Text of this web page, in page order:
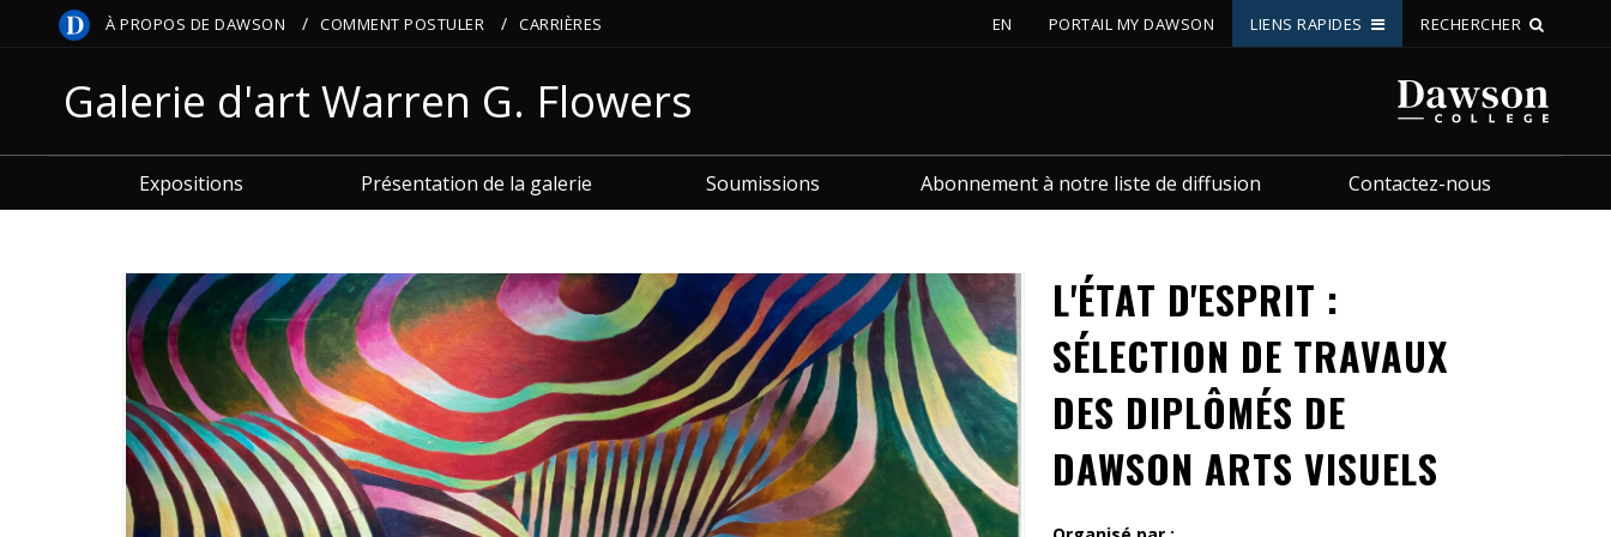
À PROPOS DE DAWSON / COMMENT POSTULER / CARRIÈRES EN PORTAIL MY DAWSON LIENS RAPIDES RECHERCHER
Galerie d'art Warren G. Flowers
Expositions Présentation de la galerie Soumissions Abonnement à notre liste de diffusion Contactez-nous
L'ÉTAT D'ESPRIT :
SÉLECTION DE TRAVAUX
DES DIPLÔMÉS DE
DAWSON ARTS VISUELS
Recherche sur le site
portail My Dawson
À propos de Dawson
Comment postuler
Carrières